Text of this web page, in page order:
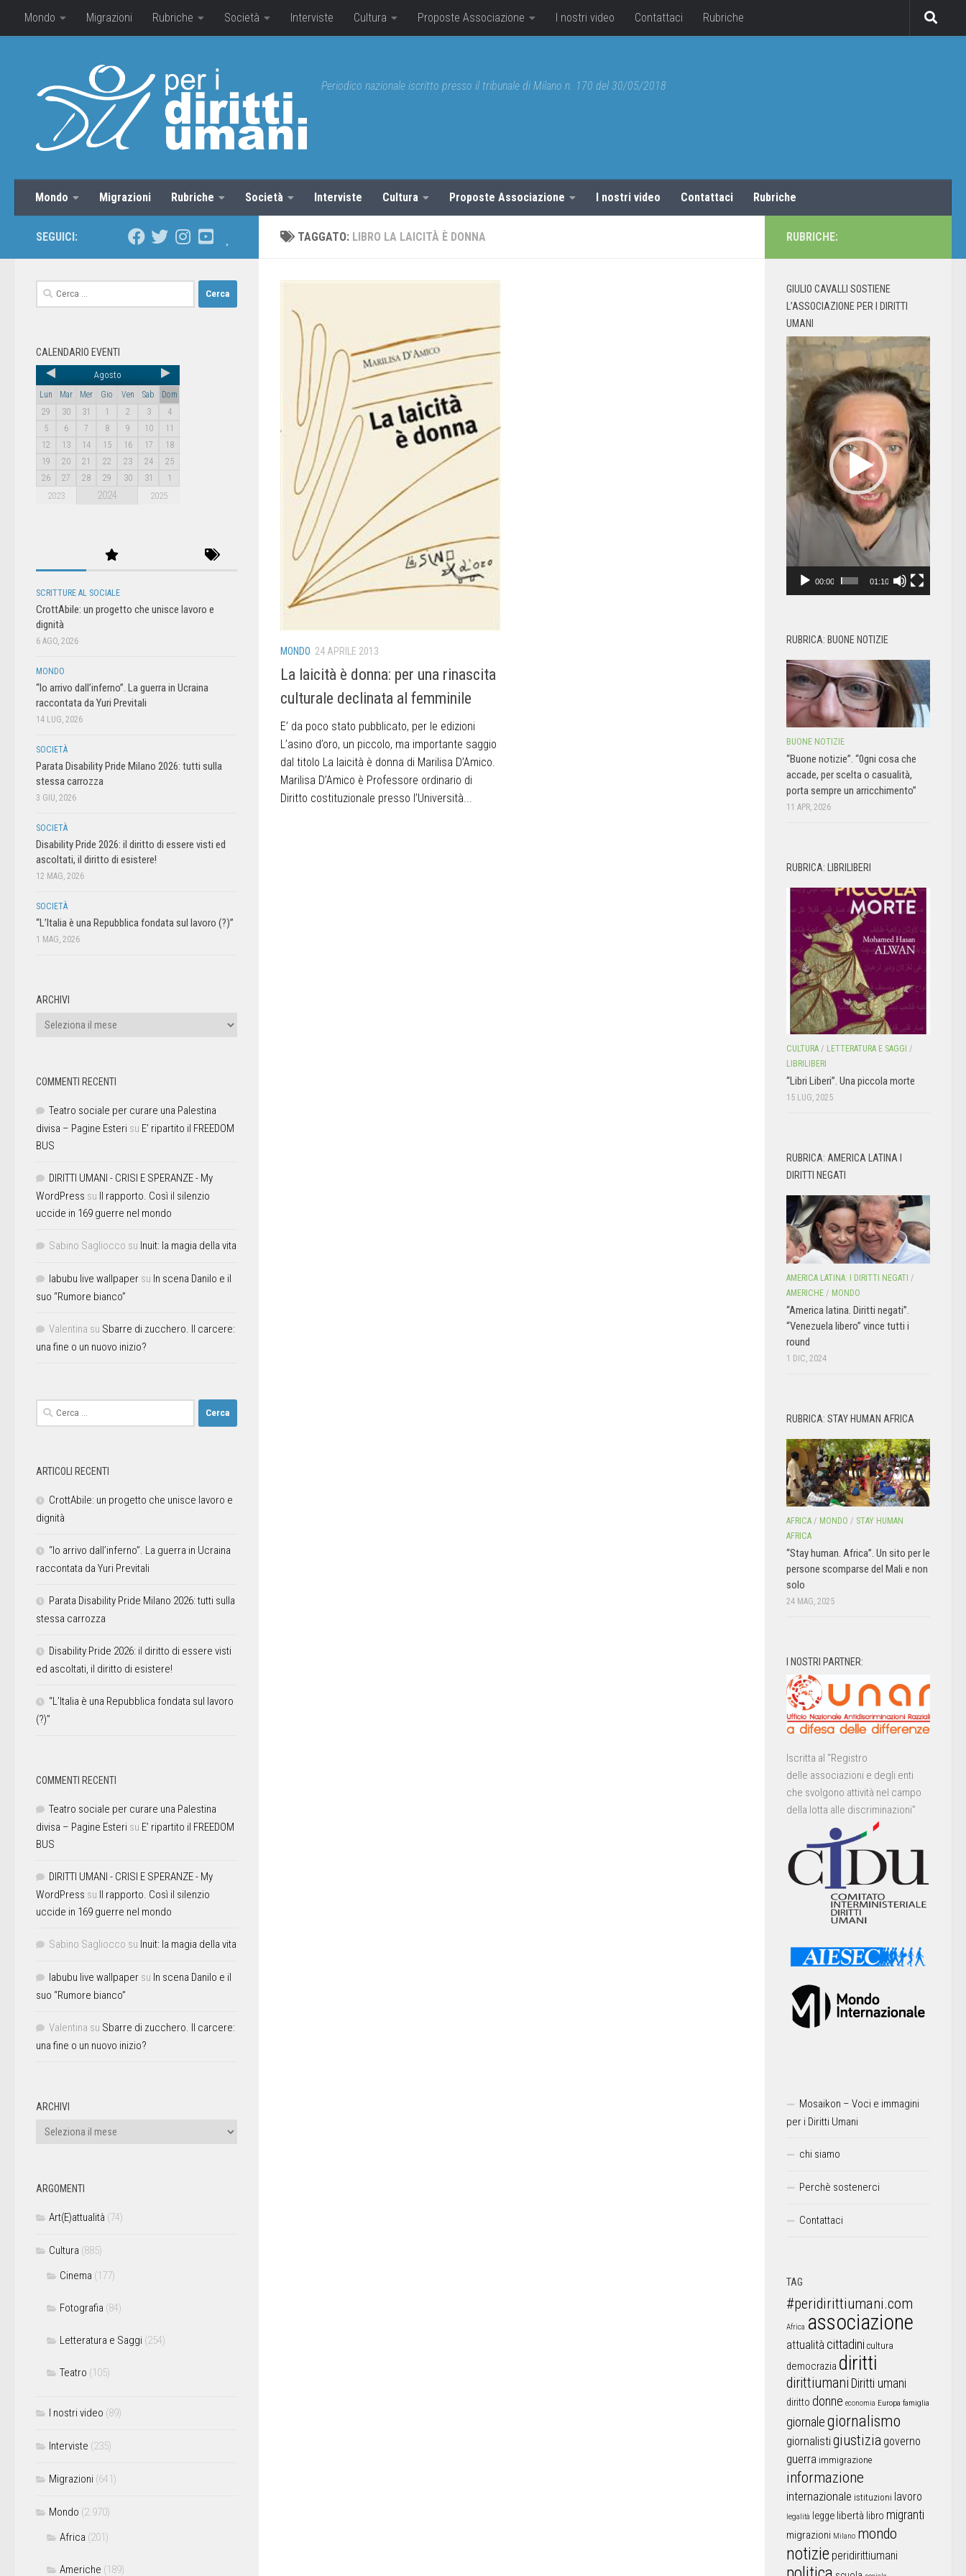
Mondo Migrazioni Rubriche Società Interviste Cultura Proposte Associazione I nostri video Contattaci Rubriche
Periodico nazionale iscritto presso il tribunale di Milano n. 170 del 30/05/2018
Mondo Migrazioni Rubriche Società Interviste Cultura Proposte Associazione I nostri video Contattaci Rubriche
TAGGATO: LIBRO LA LAICITÀ È DONNA
MONDO 24 APRILE 2013
La laicità è donna: per una rinascita
culturale declinata al femminile
E’ da poco stato pubblicato, per le edizioni
L’asino d’oro, un piccolo, ma importante saggio
dal titolo La laicità è donna di Marilisa D’Amico.
Marilisa D’Amico è Professore ordinario di
Diritto costituzionale presso l’Università...
SEGUICI:
CALENDARIO EVENTI
Agosto
Lun Mar Mer Gio Ven Sab
Dom
29
30 31 1 2 3
4
5
6 7 8 9 10
11
12
13 14 15 16 17
18
19
20 21 22 23 24
25
26
27 28 29 30 31 1
2023 2024 2025
SCRITTURE AL SOCIALE
CrottAbile: un progetto che unisce lavoro e
dignità
6 AGO, 2026
MONDO
“Io arrivo dall’inferno”. La guerra in Ucraina
raccontata da Yuri Previtali
14 LUG, 2026
SOCIETÀ
Parata Disability Pride Milano 2026: tutti sulla
stessa carrozza
3 GIU, 2026
SOCIETÀ
Disability Pride 2026: il diritto di essere visti ed
ascoltati, il diritto di esistere!
12 MAG, 2026
SOCIETÀ
“L’Italia è una Repubblica fondata sul lavoro (?)”
1 MAG, 2026
ARCHIVI
COMMENTI RECENTI
Teatro sociale per curare una Palestina
divisa – Pagine Esteri su E’ ripartito il FREEDOM
BUS
DIRITTI UMANI - CRISI E SPERANZE - My
WordPress su Il rapporto. Così il silenzio
uccide in 169 guerre nel mondo
Sabino Sagliocco su Inuit: la magia della vita
labubu live wallpaper su In scena Danilo e il
suo “Rumore bianco”
Valentina su Sbarre di zucchero. Il carcere:
una fine o un nuovo inizio?
ARTICOLI RECENTI
CrottAbile: un progetto che unisce lavoro e
dignità
“Io arrivo dall’inferno”. La guerra in Ucraina
raccontata da Yuri Previtali
Parata Disability Pride Milano 2026: tutti sulla
stessa carrozza
Disability Pride 2026: il diritto di essere visti
ed ascoltati, il diritto di esistere!
“L’Italia è una Repubblica fondata sul lavoro
(?)”
COMMENTI RECENTI
Teatro sociale per curare una Palestina
divisa – Pagine Esteri su E’ ripartito il FREEDOM
BUS
DIRITTI UMANI - CRISI E SPERANZE - My
WordPress su Il rapporto. Così il silenzio
uccide in 169 guerre nel mondo
Sabino Sagliocco su Inuit: la magia della vita
labubu live wallpaper su In scena Danilo e il
suo “Rumore bianco”
Valentina su Sbarre di zucchero. Il carcere:
una fine o un nuovo inizio?
ARCHIVI
ARGOMENTI
Art(E)attualità (74)
Cultura (885)
Cinema (177)
Fotografia (84)
Letteratura e Saggi (254)
Teatro (105)
I nostri video (89)
Interviste (235)
Migrazioni (641)
Mondo (2.970)
Africa (201)
Americhe (189)
RUBRICHE:
GIULIO CAVALLI SOSTIENE
L’ASSOCIAZIONE PER I DIRITTI
UMANI
Video
Player
00:00 01:10
RUBRICA: BUONE NOTIZIE
BUONE NOTIZIE
“Buone notizie”. “0gni cosa che
accade, per scelta o casualità,
porta sempre un arricchimento”
11 APR, 2026
RUBRICA: LIBRILIBERI
CULTURA / LETTERATURA E SAGGI /
LIBRILIBERI
“Libri Liberi”. Una piccola morte
15 LUG, 2025
RUBRICA: AMERICA LATINA I
DIRITTI NEGATI
AMERICA LATINA: I DIRITTI NEGATI /
AMERICHE / MONDO
“America latina. Diritti negati”.
“Venezuela libero” vince tutti i
round
1 DIC, 2024
RUBRICA: STAY HUMAN AFRICA
AFRICA / MONDO / STAY HUMAN
AFRICA
“Stay human. Africa”. Un sito per le
persone scomparse del Mali e non
solo
24 MAG, 2025
I NOSTRI PARTNER:
Iscritta al “Registro
delle associazioni e degli enti
che svolgono attività nel campo
della lotta alle discriminazioni”
Mosaikon – Voci e immagini
per i Diritti Umani
chi siamo
Perchè sostenerci
Contattaci
TAG
#peridirittiumani.com
Africa associazione
attualità cittadini cultura
democrazia diritti
dirittiumani Diritti umani
diritto donne economia Europa famiglia
giornalegiornalismo
giornalistigiustizia governo
guerra immigrazione
informazione
internazionale istituzioni lavoro
legalità legge libertà libro migranti
migrazioni Milano mondo
notizie peridirittiumani